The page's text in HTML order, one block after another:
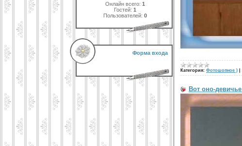
Онлайн всего: 1
Гостей: 1
Пользователей: 0
Форма входа
Категория: Фотошопное )
Вот оно-